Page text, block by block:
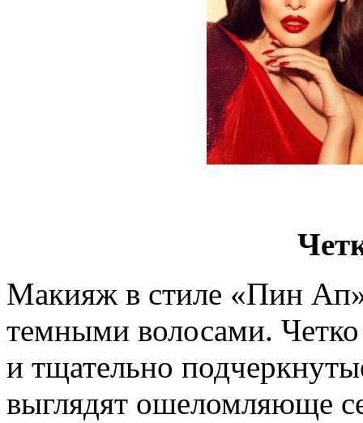
Макияж в стиле «Пин
темными волосами.
и тщательно
выглядят ошеломляюще